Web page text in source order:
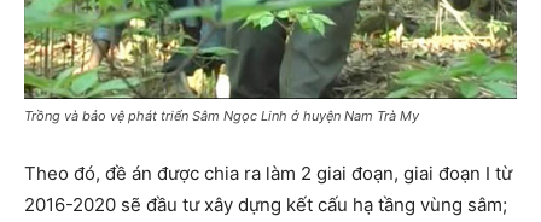
Trồng và bảo vệ phát triển Sâm Ngọc Linh ở huyện Nam Trà My
Theo đó, đề án được chia ra làm 2 giai đoạn, giai đoạn I từ
2016-2020 sẽ đầu tư xây dựng kết cấu hạ tầng vùng sâm;